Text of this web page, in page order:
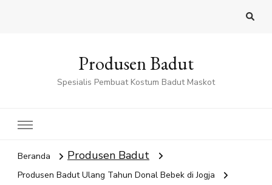
Produsen Badut
Spesialis Pembuat Kostum Badut Maskot
Beranda Produsen Badut
Produsen Badut Ulang Tahun Donal Bebek di Jogja